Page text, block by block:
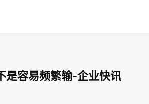
是容易频繁输-企业快讯